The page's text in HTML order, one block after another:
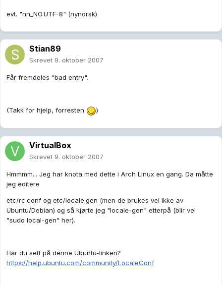
evt. "nn_NO.UTF-8" (nynorsk)
Stian89
Skrevet 9. oktober 2007
Får fremdeles "bad entry".
(Takk for hjelp, forresten )
VirtualBox
Skrevet 9. oktober 2007
Hmmmm... Jeg har knota med dette i Arch Linux en gang. Da måtte
jeg editere
etc/rc.conf og etc/locale.gen (men de brukes vel ikke av
Ubuntu/Debian) og så kjørte jeg "locale-gen" etterpå (blir vel
"sudo local-gen" her).
Har du sett på denne Ubuntu-linken?
https://help.ubuntu.com/community/LocaleConf